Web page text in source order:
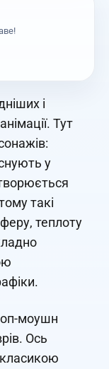
і
Тут
у
такі
теплоту
моушн
Ось
класикою